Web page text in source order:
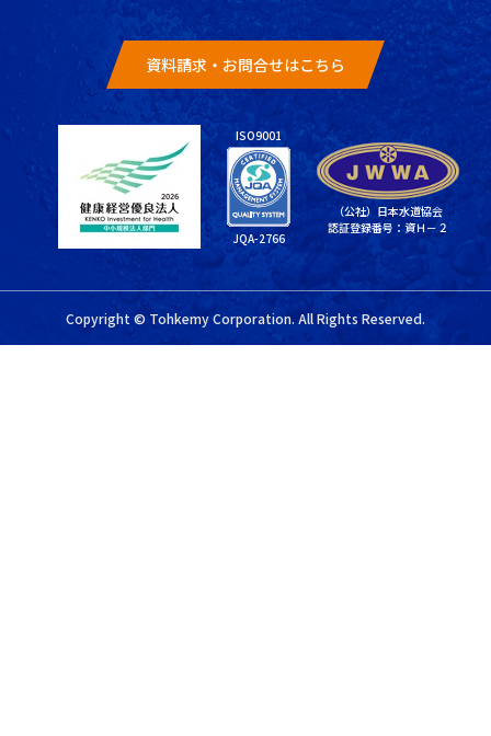
資料請求・お問合せはこちら
ISO9001
JQA-2766
（公社）日本水道協会
認証登録番号：資Ｈ－２
Copyright © Tohkemy Corporation. All Rights Reserved.